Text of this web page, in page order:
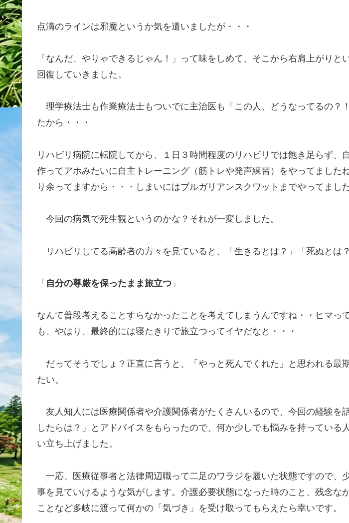
点滴のラインは邪魔というか気を遣いましたが・・・
「なんだ、やりゃできるじゃん！」って味をしめて、そこから右肩上がりと
回復していきました。
理学療法士も作業療法士もついでに主治医も「この人、どうなってるの？
たから・・・
リハビリ病院に転院してから、１日３時間程度のリハビリでは飽き足らず、
作ってアホみたいに自主トレーニング（筋トレや発声練習）をやってました
り余ってますから・・・しまいにはブルガリアンスクワットまでやってました
今回の病気で死生観というのかな？それが一変しました。
リハビリしてる高齢者の方々を見ていると、「生きるとは？」「死ぬとは
「 自分の尊厳を保ったまま旅立つ 」
なんて普段考えることすらなかったことを考えてしまうんですね・・ヒマっ
も、やはり、最終的には寝たきりで旅立つってイヤだなと・・・
だってそうでしょ？正直に言うと、「やっと死んでくれた」と思われる最
たい。
友人知人には医療関係者や介護関係者がたくさんいるので、今回の経験を
したらは？」とアドバイスをもらったので、何か少しでも悩みを持っている
い立ち上げました。
一応、医療従事者と法律周辺職って二足のワラジを履いた状態ですので、
事を見ていけるような気がします。介護必要状態になった時のこと、残念な
ことなど多岐に渡って何かの「気づき」を受け取ってもらえたら幸いです。